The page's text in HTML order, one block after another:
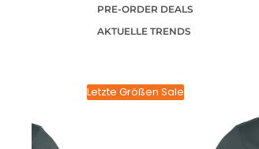
PRE-ORDER DEALS
AKTUELLE TRENDS
Letzte Größen Sale